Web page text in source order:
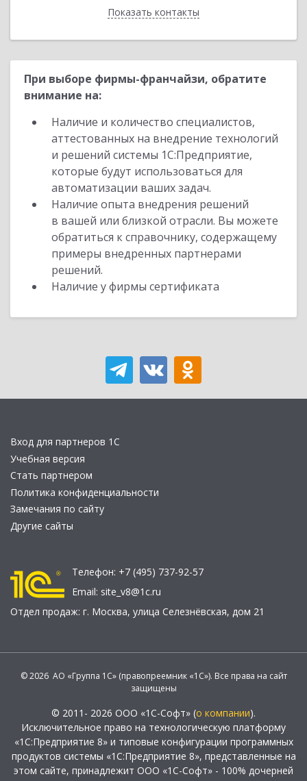
Показать контакты
Назад
При выборе фирмы-франчайзи, обратите
внимание на:
Наличие и количество специалистов,
аттестованных на внедрение технологий
и решений системы 1С:Предприятие,
которые будут использоваться для
автоматизации ваших задач.
Наличие опыта внедрения решений
в вашей или близкой отрасли. Вы можете
обратиться к справочнику, содержащему
примеры внедренных партнерами
решений.
Наличие у фирмы сертификата
Вход для партнеров 1С
Учебная версия
Стать партнером
Политика конфиденциальности
Замечания по сайту
Другие сайты
Телефон: +7 (495) 737-92-57
Email: site_v8@1c.ru
Отдел продаж: г. Москва, улица Селезнёвская, дом 21
© 2026 АО «Группа 1С» (правопреемник «1С»). Все права на сайт
защищены
© 2011- 2026 ООО «1С-Софт» (о компании).
Исключительное право на технологическую платформу
«1С:Предприятие 8» и типовые конфигурации программных
продуктов системы «1С:Предприятие 8», представленные на
этом сайте, принадлежит ООО «1С-Софт» - 100% дочерней